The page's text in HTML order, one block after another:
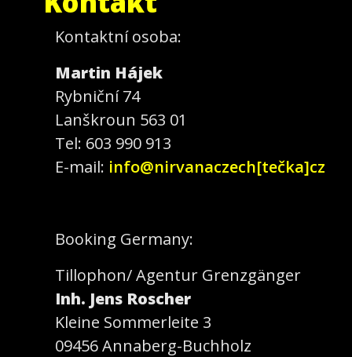
Kontaktní osoba:
Martin Hájek
Rybniční 74
Lanškroun 563 01
Tel: 603 990 913
E-mail: info@nirvanaczech[tečka]cz
Booking Germany:
Tillophon/ Agentur Grenzgänger
Inh. Jens Roscher
Kleine Sommerleite 3
09456 Annaberg-Buchholz